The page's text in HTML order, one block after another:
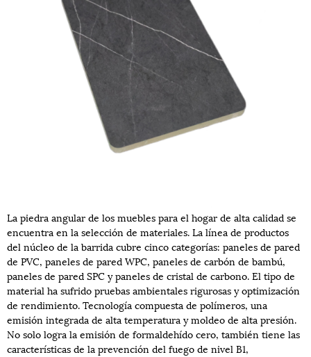
La piedra angular de los muebles para el hogar de alta calidad se
encuentra en la selección de materiales. La línea de productos
del núcleo de la barrida cubre cinco categorías: paneles de pared
de PVC, paneles de pared WPC, paneles de carbón de bambú,
paneles de pared SPC y paneles de cristal de carbono. El tipo de
material ha sufrido pruebas ambientales rigurosas y optimización
de rendimiento. Tecnología compuesta de polímeros, una
emisión integrada de alta temperatura y moldeo de alta presión.
No solo logra la emisión de formaldehído cero, también tiene las
características de la prevención del fuego de nivel B1,